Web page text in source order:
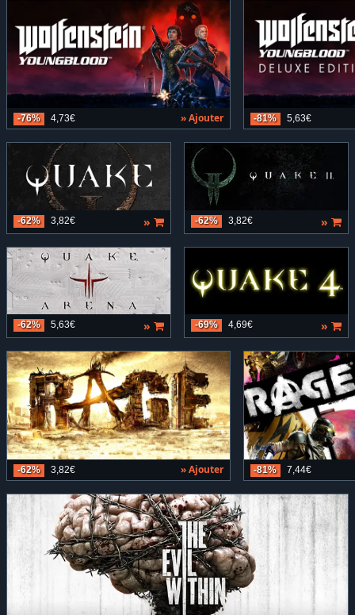
-76% 4,73€ » Ajouter -81% 5,63€
-62% 3,82€ » -62% 3,82€ »
-62% 5,63€ » -69% 4,69€ »
-62% 3,82€ » Ajouter -81% 7,44€